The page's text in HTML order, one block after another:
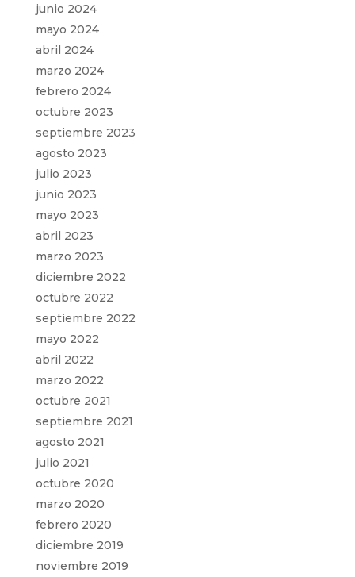
junio 2024
mayo 2024
abril 2024
marzo 2024
febrero 2024
octubre 2023
septiembre 2023
agosto 2023
julio 2023
junio 2023
mayo 2023
abril 2023
marzo 2023
diciembre 2022
octubre 2022
septiembre 2022
mayo 2022
abril 2022
marzo 2022
octubre 2021
septiembre 2021
agosto 2021
julio 2021
octubre 2020
marzo 2020
febrero 2020
diciembre 2019
noviembre 2019